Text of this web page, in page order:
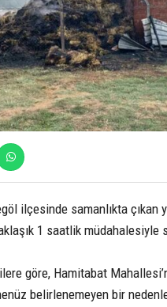
ilçesinde samanlıkta çıkan
1 saatlik müdahalesiyle
göre, Hamitabat
belirlenemeyen bir nedenle